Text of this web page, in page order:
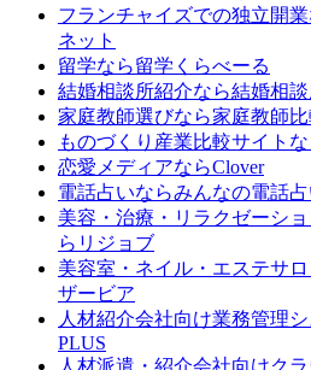
フランチャイズでの独立開業
ネット
留学なら留学くらべーる
結婚相談所紹介なら結婚相
家庭教師選びなら家庭教師
ものづくり産業比較サイトな
恋愛メディアならClover
電話占いならみんなの電話占
美容・治療・リラクゼーシ
ら リジョブ
美容室・ネイル・エステサ
ザービア
人材紹介会社向け業務管理
PLUS
人材派遣・紹介会社向けク